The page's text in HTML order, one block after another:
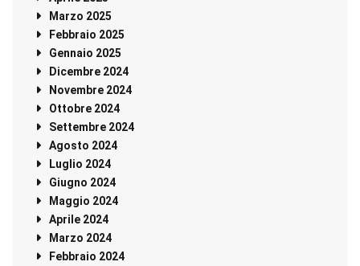
Marzo 2025
Febbraio 2025
Gennaio 2025
Dicembre 2024
Novembre 2024
Ottobre 2024
Settembre 2024
Agosto 2024
Luglio 2024
Giugno 2024
Maggio 2024
Aprile 2024
Marzo 2024
Febbraio 2024